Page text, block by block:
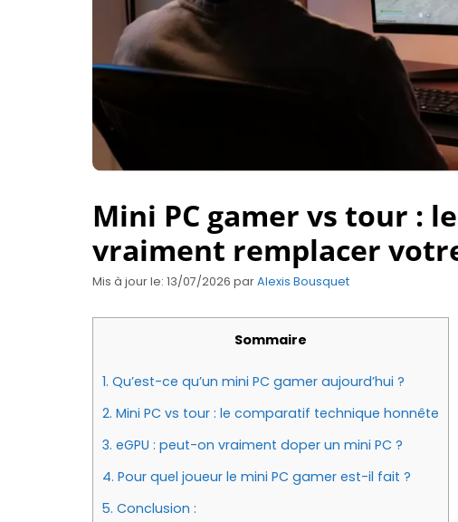
Mini PC gamer vs tour :
vraiment remplacer
Mis à jour le: 13/07/2026 parAlexis Bousquet
Sommaire
1. Qu’est-ce qu’un mini PC gamer aujourd’hui ?
2. Mini PC vs tour : le comparatif technique honnête
3. eGPU : peut-on vraiment doper un mini PC ?
4. Pour quel joueur le mini PC gamer est-il fait ?
5. Conclusion :